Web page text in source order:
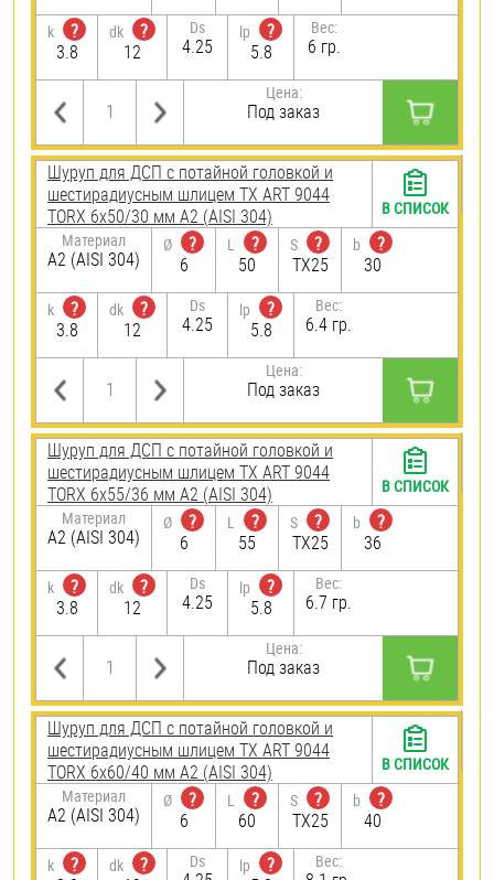
k
?
3.8
dk
?
12
Ds
4.25
lp
?
5.8
Вес:
6 гр.
Цена:
Под заказ
Шуруп для ДСП с потайной головкой и
шестирадиусным шлицем TX ART 9044
TORX 6х50/30 мм А2 (AISI 304)
Материал
А2 (AISI 304)
Ø
?
6
L
?
50
S
?
TX25
b
?
30
k
?
3.8
dk
?
12
Ds
4.25
lp
?
5.8
Вес:
6.4 гр.
Цена:
Под заказ
В СПИСОК
Шуруп для ДСП с потайной головкой и
шестирадиусным шлицем TX ART 9044
TORX 6х55/36 мм А2 (AISI 304)
Материал
А2 (AISI 304)
Ø
?
6
L
?
55
S
?
TX25
b
?
36
k
?
3.8
dk
?
12
Ds
4.25
lp
?
5.8
Вес:
6.7 гр.
Цена:
Под заказ
В СПИСОК
Шуруп для ДСП с потайной головкой и
шестирадиусным шлицем TX ART 9044
TORX 6х60/40 мм А2 (AISI 304)
Материал
А2 (AISI 304)
Ø
?
6
L
?
60
S
?
TX25
b
?
40
k
?
dk
?
Ds lp
?
Вес:
В СПИСОК